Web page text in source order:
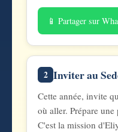
📱 Partager sur
2 Inviter au
Cette année, invite
où aller. Prépare
C'est la mission